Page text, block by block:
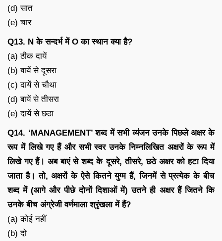
(d) सात
(e) चार
Q13. N के सन्दर्भ में O का स्थान क्या है?
(a) ठीक दायें
(b) बायें से दूसरा
(c) दायें से चौथा
(d) बायें से तीसरा
(e) दायें से छठा
Q14. ‘MANAGEMENT’ शब्द में सभी व्यंजन उनके पिछले अक्षर के
रूप में लिखे गए हैं और सभी स्वर उनके निम्नलिखित अक्षरों के रूप में
लिखे गए हैं। अब बाएं से शब्द के दूसरे, तीसरे, छठे अक्षर को हटा दिया
जाता है। तो, अक्षरों के ऐसे कितने युग्म हैं, जिनमें से प्रत्येक के बीच
शब्द में (आगे और पीछे दोनों दिशाओं में) उतने ही अक्षर हैं जितने कि
उनके बीच अंग्रेजी वर्णमाला श्रृंखला में हैं?
(a) कोई नहीं
(b) दो